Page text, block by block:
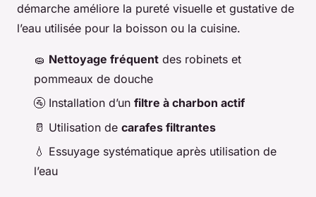
démarche améliore la pureté visuelle et gustative de
l’eau utilisée pour la boisson ou la cuisine.
🧽 Nettoyage fréquent des robinets et
pommeaux de douche
🚰 Installation d’un filtre à charbon actif
🥛 Utilisation de carafes filtrantes
💧 Essuyage systématique après utilisation de
l’eau